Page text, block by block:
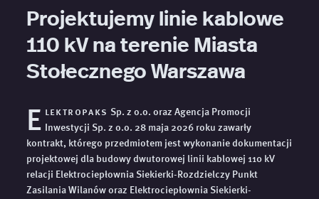
Projektujemy linie kablowe
110 kV na terenie Miasta
Stołecznego Warszawa
E lektropaks Sp. z o.o. oraz Agencja Promocji
Inwestycji Sp. z o.o. 28 maja 2026 roku zawarły
kontrakt, którego przedmiotem jest wykonanie dokumentacji
projektowej dla budowy dwutorowej linii kablowej 110 kV
relacji Elektrociepłownia Siekierki-Rozdzielczy Punkt
Zasilania Wilanów oraz Elektrociepłownia Siekierki-